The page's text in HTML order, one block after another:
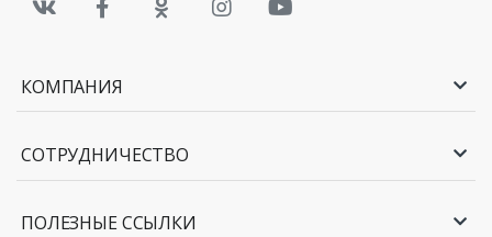
КОМПАНИЯ
СОТРУДНИЧЕСТВО
ПОЛЕЗНЫЕ ССЫЛКИ